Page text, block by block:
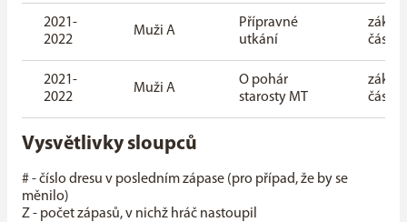
2021-
2022
Muži A
Přípravné
utkání
část
2021-
2022
Muži A
O pohár
starosty MT
část
Vysvětlivky sloupců
# - číslo dresu v posledním zápase (pro případ, že by se
měnilo)
Z - počet zápasů, v nichž hráč nastoupil